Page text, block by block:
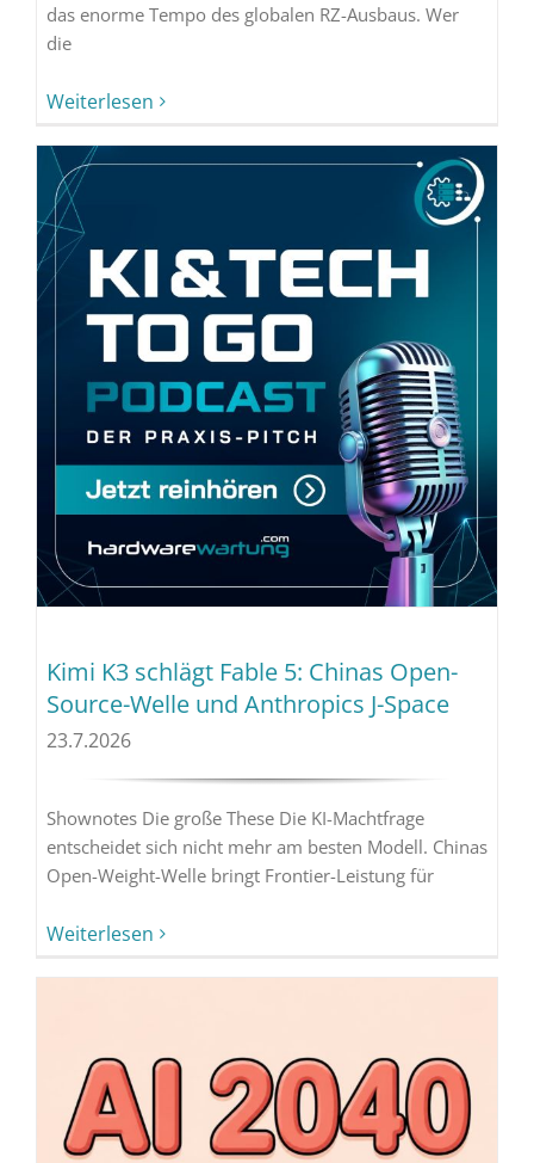
das enorme Tempo des globalen RZ-Ausbaus. Wer
die
Weiterlesen
Kimi K3 schlägt Fable 5: Chinas Open-
Source-Welle und Anthropics J-Space
23.7.2026
Shownotes Die große These Die KI-Machtfrage
entscheidet sich nicht mehr am besten Modell. Chinas
Open-Weight-Welle bringt Frontier-Leistung für
Weiterlesen